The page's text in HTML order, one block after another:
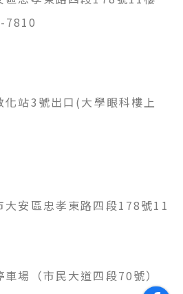
顧客就診流程
體態雕塑
乳材質介紹
7810
化站3號出口(大學眼科樓上
大安區忠孝東路四段178號11
場（市民大道四段70號）